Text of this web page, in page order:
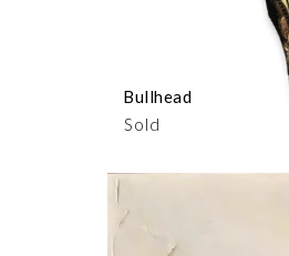
Sold
Bullhead